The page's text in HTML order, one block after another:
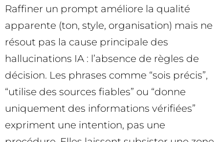
Raffiner un prompt améliore la qualité
apparente (ton, style, organisation) mais ne
résout pas la cause principale des
hallucinations IA : l’absence de règles de
décision. Les phrases comme “sois précis”,
“utilise des sources fiables” ou “donne
uniquement des informations vérifiées”
expriment une intention, pas une